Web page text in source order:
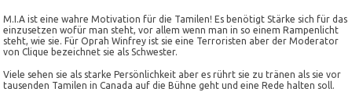
M.I.A ist eine wahre Motivation für die Tamilen! Es benötigt Stärke sich für das
einzusetzen wofür man steht, vor allem wenn man in so einem Rampenlicht
steht, wie sie. Für Oprah Winfrey ist sie eine Terroristen aber der Moderator
von Clique bezeichnet sie als Schwester.
Viele sehen sie als starke Persönlichkeit aber es rührt sie zu tränen als sie vor
tausenden Tamilen in Canada auf die Bühne geht und eine Rede halten soll.